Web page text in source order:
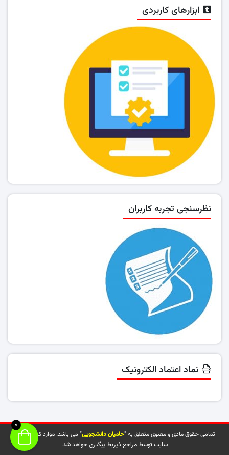
ابزارهای کاربردی
نظرسنجی تجربه کاربران
نماد اعتماد الکترونیک
تمامی حقوق مادی و معنوی متعلق به "حامیان دانشجویی" می باشد. موارد کپی شده از
سایت توسط مراجع ذیربط پیگیری خواهد شد.
0